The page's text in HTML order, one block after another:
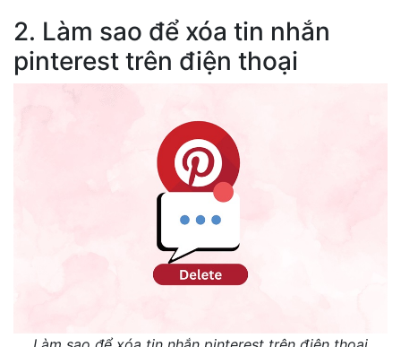
2. Làm sao để xóa tin nhắn
pinterest trên điện thoại